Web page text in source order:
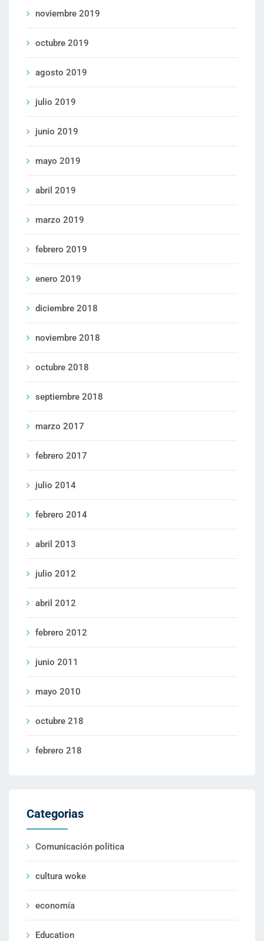
noviembre 2019
octubre 2019
agosto 2019
julio 2019
junio 2019
mayo 2019
abril 2019
marzo 2019
febrero 2019
enero 2019
diciembre 2018
noviembre 2018
octubre 2018
septiembre 2018
marzo 2017
febrero 2017
julio 2014
febrero 2014
abril 2013
julio 2012
abril 2012
febrero 2012
junio 2011
mayo 2010
octubre 218
febrero 218
Categorias
Comunicación política
cultura woke
economía
Education